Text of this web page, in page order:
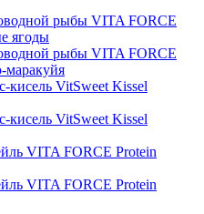
рыбы VITA FORCE
ягоды
рыбы VITA FORCE
кисель VitSweet Kissel
кисель VitSweet Kissel
VITA FORCE Protein
VITA FORCE Protein